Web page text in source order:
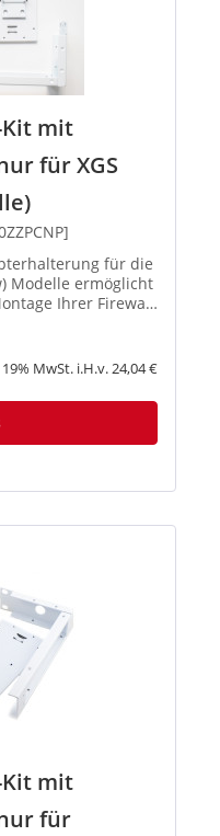
Kit mit
für XGS
für die
Modelle ermöglicht
Ihrer Firewall
Das Kit sorgt für
Installation, ideal
MwSt. i.H.v. 24,04 €
Kit mit
für